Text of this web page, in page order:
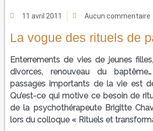
11 avril 2011 Aucun commentaire
La vogue des rituels de
Enterrements de vies de jeunes
divorces, renouveau du
passages importants de la vie est
Qu’est-ce qui motive ce besoin de
de la psychothérapeute Brigitte
lors du colloque « Rituels et